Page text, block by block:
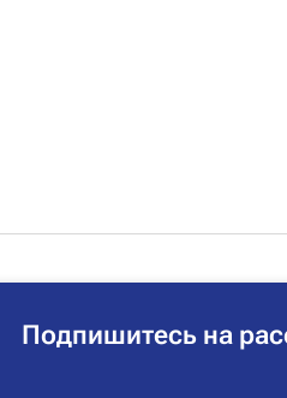
Подпишитесь на